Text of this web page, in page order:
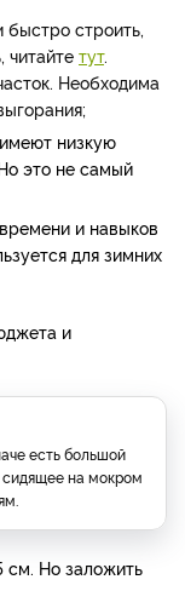
быстро строить,
читайте тут.
Необходима
низкую
это не самый
и навыков
для зимних
и
есть большой
сидящее на мокром
см. Но заложить